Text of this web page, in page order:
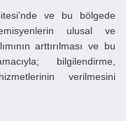
ve bu bölgede
ulusal ve
arttırılması ve bu
bilgilendirme,
verilmesini